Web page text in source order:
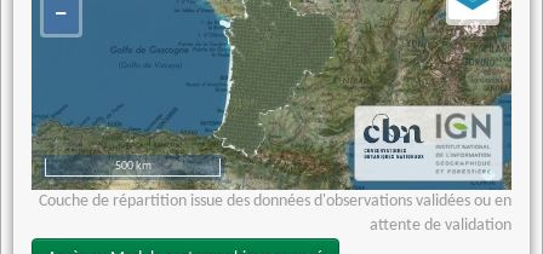
−
500 km
Couche de répartition issue des données d'observations validées ou en
attente de validation